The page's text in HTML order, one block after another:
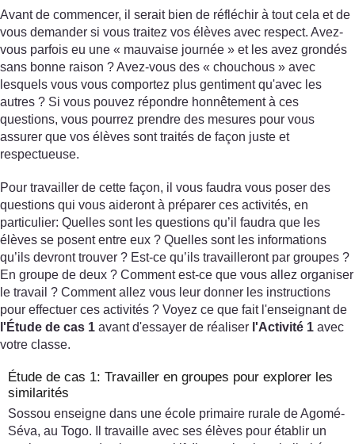
Avant de commencer, il serait bien de réfléchir à tout cela et de
vous demander si vous traitez vos élèves avec respect. Avez-
vous parfois eu une « mauvaise journée » et les avez grondés
sans bonne raison ? Avez-vous des « chouchous » avec
lesquels vous vous comportez plus gentiment qu'avec les
autres ? Si vous pouvez répondre honnêtement à ces
questions, vous pourrez prendre des mesures pour vous
assurer que vos élèves sont traités de façon juste et
respectueuse.
Pour travailler de cette façon, il vous faudra vous poser des
questions qui vous aideront à préparer ces activités, en
particulier: Quelles sont les questions qu’il faudra que les
élèves se posent entre eux ? Quelles sont les informations
qu’ils devront trouver ? Est-ce qu’ils travailleront par groupes ?
En groupe de deux ? Comment est-ce que vous allez organiser
le travail ? Comment allez vous leur donner les instructions
pour effectuer ces activités ? Voyez ce que fait l'enseignant de
l'Étude de cas 1 avant d'essayer de réaliser l'Activité 1 avec
votre classe.
Étude de cas 1: Travailler en groupes pour explorer les
similarités
Sossou enseigne dans une école primaire rurale de Agomé-
Séva, au Togo. Il travaille avec ses élèves pour établir un